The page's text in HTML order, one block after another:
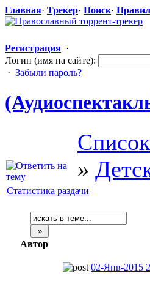
Главная· Трекер· Поиск·
Регистрация ·
Логин (имя на сайте):
· Забыли пароль?
(Аудиоспектак
»
Статистика раздачи
Автор
02-Янв-2015